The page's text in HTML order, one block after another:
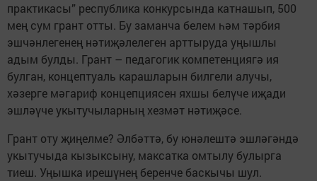
практикасы” республика конкурсында катнашып, 500
мең сум грант отты. Бу заманча белем һәм тәрбия
эшчәнлегенең нәтиҗәлелеген арттыруда уңышлы
адым булды. Грант – педагогик компетенциягә ия
булган, концептуаль карашларын билгели алучы,
хәзерге мәгариф концепциясен яхшы белүче иҗади
эшләүче укытучыларның хезмәт нәтиҗәсе.
Грант оту җиңелме? Әлбәттә, бу юнәлештә эшләгәндә
укытучыда кызыксыну, максатка омтылу булырга
тиеш. Уңышка ирешүнең беренче баскычы шул.